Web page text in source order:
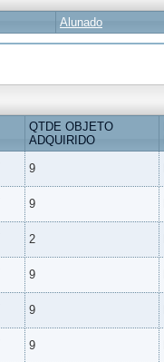
Alunado
QTDE OBJETO
ADQUIRIDO
9
9
2
9
9
9